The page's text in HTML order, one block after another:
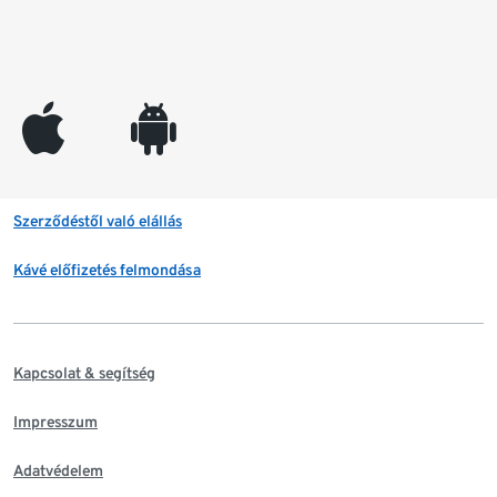
appleinc android
Szerződéstől való elállás
Kávé előfizetés felmondása
Kapcsolat & segítség
Impresszum
Adatvédelem